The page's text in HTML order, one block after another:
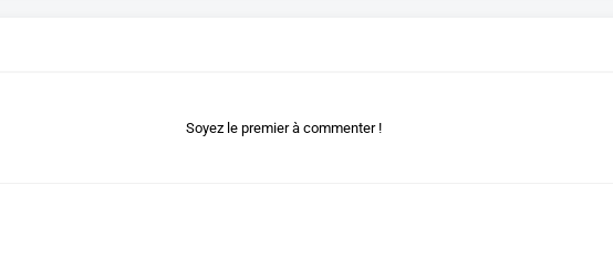
Soyez le premier à commenter !